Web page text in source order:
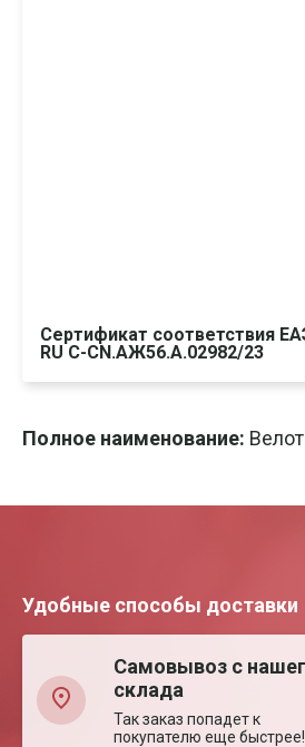
Сертификат соответствия
RU C-CN.АЖ56.А.02982/23
Полное наименование:
Удобные способы доставки
Самовывоз с
склада
Так заказ попадет к
покупателю еще быстрее!